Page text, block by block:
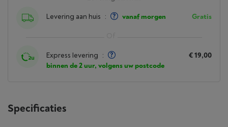
Levering aan huis : vanaf morgen Gratis
Express levering :
binnen de 2 uur, volgens uw postcode
€ 19,00
Specificaties